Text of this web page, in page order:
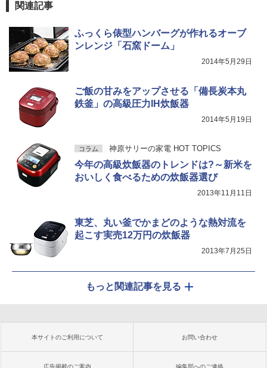
関連記事
ふっくら俵型ハンバーグが作れるオーブ
ンレンジ「石窯ドーム」
2014年5月29日
ご飯の甘みをアップさせる「備長炭本丸
鉄釜」の高級圧力IH炊飯器
2014年5月19日
コラム 神原サリーの家電 HOT TOPICS
今年の高級炊飯器のトレンドは?～新米を
おいしく食べるための炊飯器選び
2013年11月11日
東芝、丸い釜でかまどのような熱対流を
起こす実売12万円の炊飯器
2013年7月25日
もっと関連記事を見る
本サイトのご利用について お問い合わせ
広告掲載のご案内 編集部へのご連絡